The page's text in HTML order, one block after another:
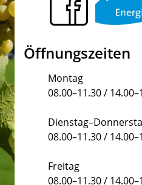
Öffnungszeiten
Montag
08.00–11.30 /
08.00–11.30 /
Freitag
08.00–11.30 /